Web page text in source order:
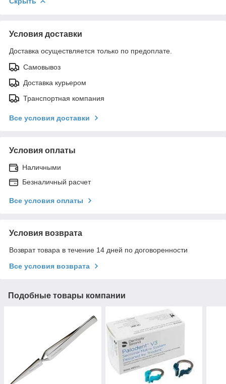
Условия доставки
Доставка осуществляется только по предоплате.
Самовывоз
Доставка курьером
Транспортная компания
Все условия доставки
Условия оплаты
Наличными
Безналичный расчет
Все условия оплаты
Условия возврата
Возврат товара в течение 14 дней по договоренности
Все условия возврата
Подобные товары компании